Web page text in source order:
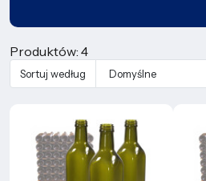
Produktów: 4
Sortuj według